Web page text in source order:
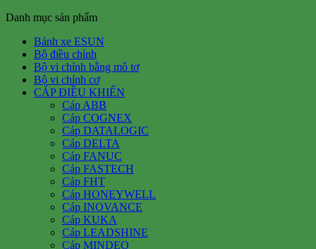
Danh mục sản phẩm
Bánh xe ESUN
Bộ điều chỉnh
Bộ vi chỉnh bằng mô tơ
Bộ vi chỉnh cơ
CÁP ĐIỀU KHIỂN
Cáp ABB
Cáp COGNEX
Cáp DATALOGIC
Cáp DELTA
Cáp FANUC
Cáp FASTECH
Cáp FHT
Cáp HONEYWELL
Cáp INOVANCE
Cáp KUKA
Cáp LEADSHINE
Cáp MINDEO